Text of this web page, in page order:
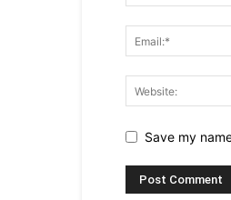
Save my